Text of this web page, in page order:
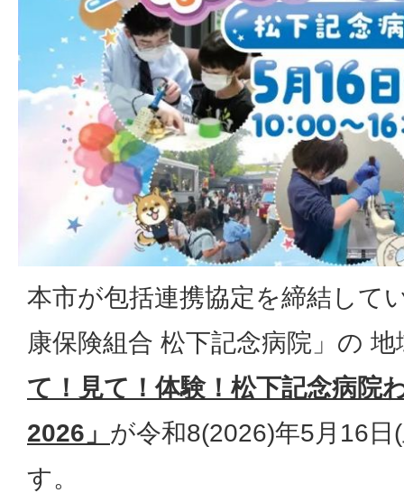
本市が包括連携協定を締結して
康保険組合 松下記念病院」の
て！見て！体験！松下記念病院
2026」 が令和8(2026)年5月16
す。